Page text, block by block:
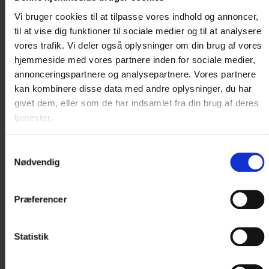
Vi bruger cookies til at tilpasse vores indhold og annoncer,
til at vise dig funktioner til sociale medier og til at analysere
vores trafik. Vi deler også oplysninger om din brug af vores
hjemmeside med vores partnere inden for sociale medier,
annonceringspartnere og analysepartnere. Vores partnere
kan kombinere disse data med andre oplysninger, du har
givet dem, eller som de har indsamlet fra din brug af deres
tjenester.
Nødvendig
Præferencer
Statistik
Hotel Vinhuset tilbyder i samarbejde med GoTeam sjove